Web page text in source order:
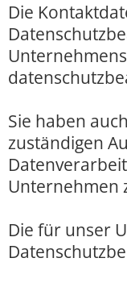
Die
Sie haben
zuständigen
Unternehmen
Die für unser